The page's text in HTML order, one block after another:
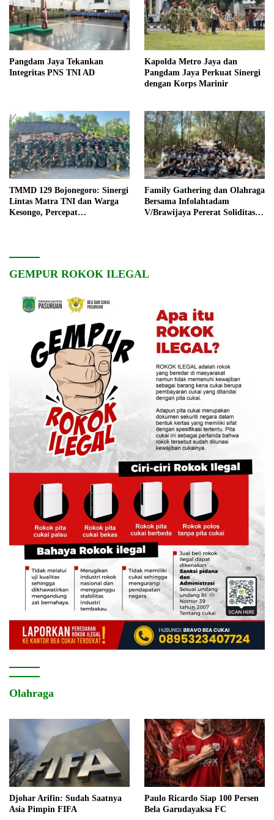
Pangdam Jaya Tekankan
Integritas PNS TNI AD
Kapolda Metro Jaya dan
Pangdam Jaya Perkuat Sinergi
dengan Korps Marinir
TMMD 129 Bojonegoro: Sinergi
Lintas Matra TNI dan Warga
Kesongo, Percepat
Family Gathering dan Olahraga
Bersama Infolahtadam
V/Brawijaya Pererat Soliditas
GEMPUR ROKOK ILEGAL
Olahraga
Djohar Arifin: Sudah Saatnya
Asia Pimpin FIFA
Paulo Ricardo Siap 100 Persen
Bela Garudayaksa FC